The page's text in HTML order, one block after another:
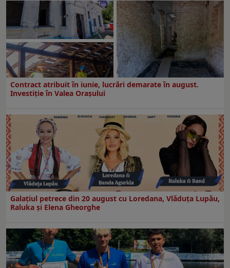
Contract atribuit în iunie, lucrări demarate în august.
Investiţie în Valea Oraşului
Galaţiul petrece din 20 august cu Loredana, Vlăduța Lupău,
Raluka și Elena Gheorghe